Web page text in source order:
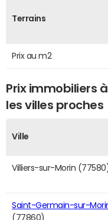
Terrains
Prix au m2
Prix immobiliers
les villes proches
Ville
Villiers-sur-Morin
Saint-Germain-sur-
(77860)